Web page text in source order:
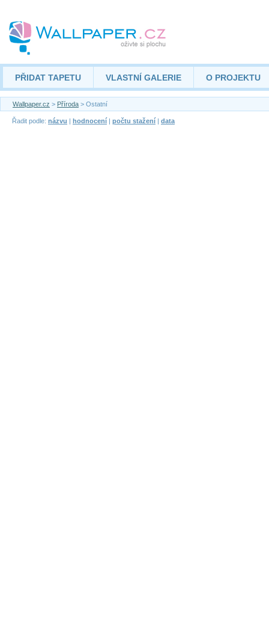
PŘIDAT TAPETU VLASTNÍ GALERIE O PROJEKTU
Wallpaper.cz > Příroda > Ostatní
Řadit podle: názvu | hodnocení | počtu stažení | data